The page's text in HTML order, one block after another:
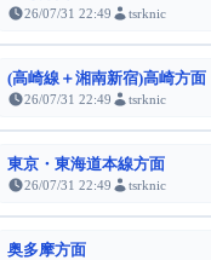
26/07/31 22:49 tsrknic
(高崎線＋湘南新宿)高崎方面
26/07/31 22:49 tsrknic
東京・東海道本線方面
26/07/31 22:49 tsrknic
奥多摩方面